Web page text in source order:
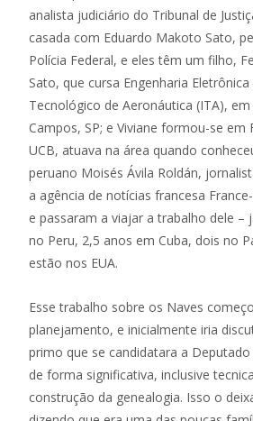
analista judiciário do Tribunal de
casada com Eduardo Makoto Sato,
Polícia Federal, e eles têm um filho,
Sato, que cursa Engenharia
Tecnológico de Aeronáutica (ITA), em
Campos, SP; e Viviane formou-se em
UCB, atuava na área quando
peruano Moisés Ávila Roldán,
a agência de notícias francesa
e passaram a viajar a trabalho dele –
no Peru, 2,5 anos em Cuba, dois no
estão nos EUA.
Esse trabalho sobre os Naves
planejamento, e inicialmente iria
primo que se candidatara a
de forma significativa, inclusive
construção da genealogia. Isso o